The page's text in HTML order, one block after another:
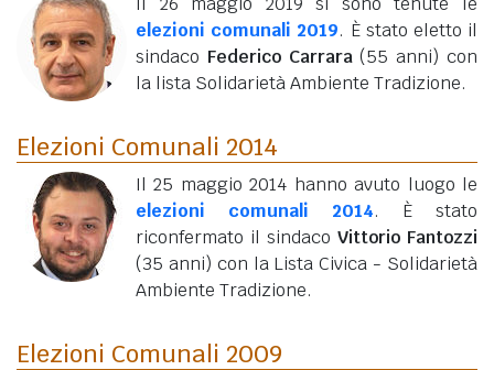
elezioni comunali 2019. È stato eletto il
sindaco Federico Carrara (55 anni) con
la lista Solidarietà Ambiente Tradizione.
Elezioni Comunali 2014
Il 25 maggio 2014 hanno avuto luogo le
elezioni comunali 2014. È stato
riconfermato il sindaco Vittorio Fantozzi
(35 anni) con la Lista Civica - Solidarietà
Ambiente Tradizione.
Elezioni Comunali 2009